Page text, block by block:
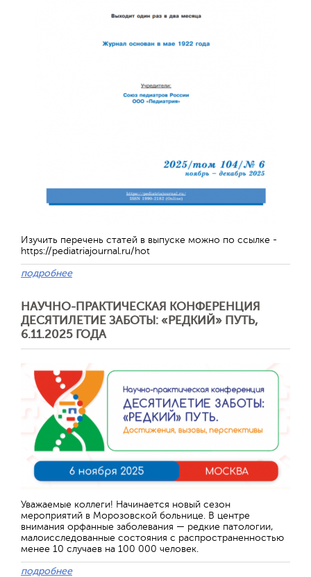
Изучить перечень статей в выпуске можно по ссылке -
https://pediatriajournal.ru/hot
подробнее
НАУЧНО-ПРАКТИЧЕСКАЯ КОНФЕРЕНЦИЯ
ДЕСЯТИЛЕТИЕ ЗАБОТЫ: «РЕДКИЙ» ПУТЬ,
6.11.2025 ГОДА
Уважаемые коллеги! Начинается новый сезон
мероприятий в Морозовской больнице. В центре
внимания орфанные заболевания — редкие патологии,
малоисследованные состояния с распространенностью
менее 10 случаев на 100 000 человек.
подробнее